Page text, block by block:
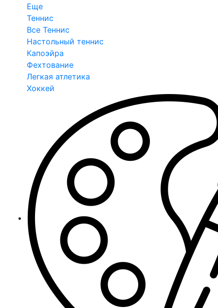
Еще
Теннис
Все Теннис
Настольный теннис
Капоэйра
Фехтование
Легкая атлетика
Хоккей